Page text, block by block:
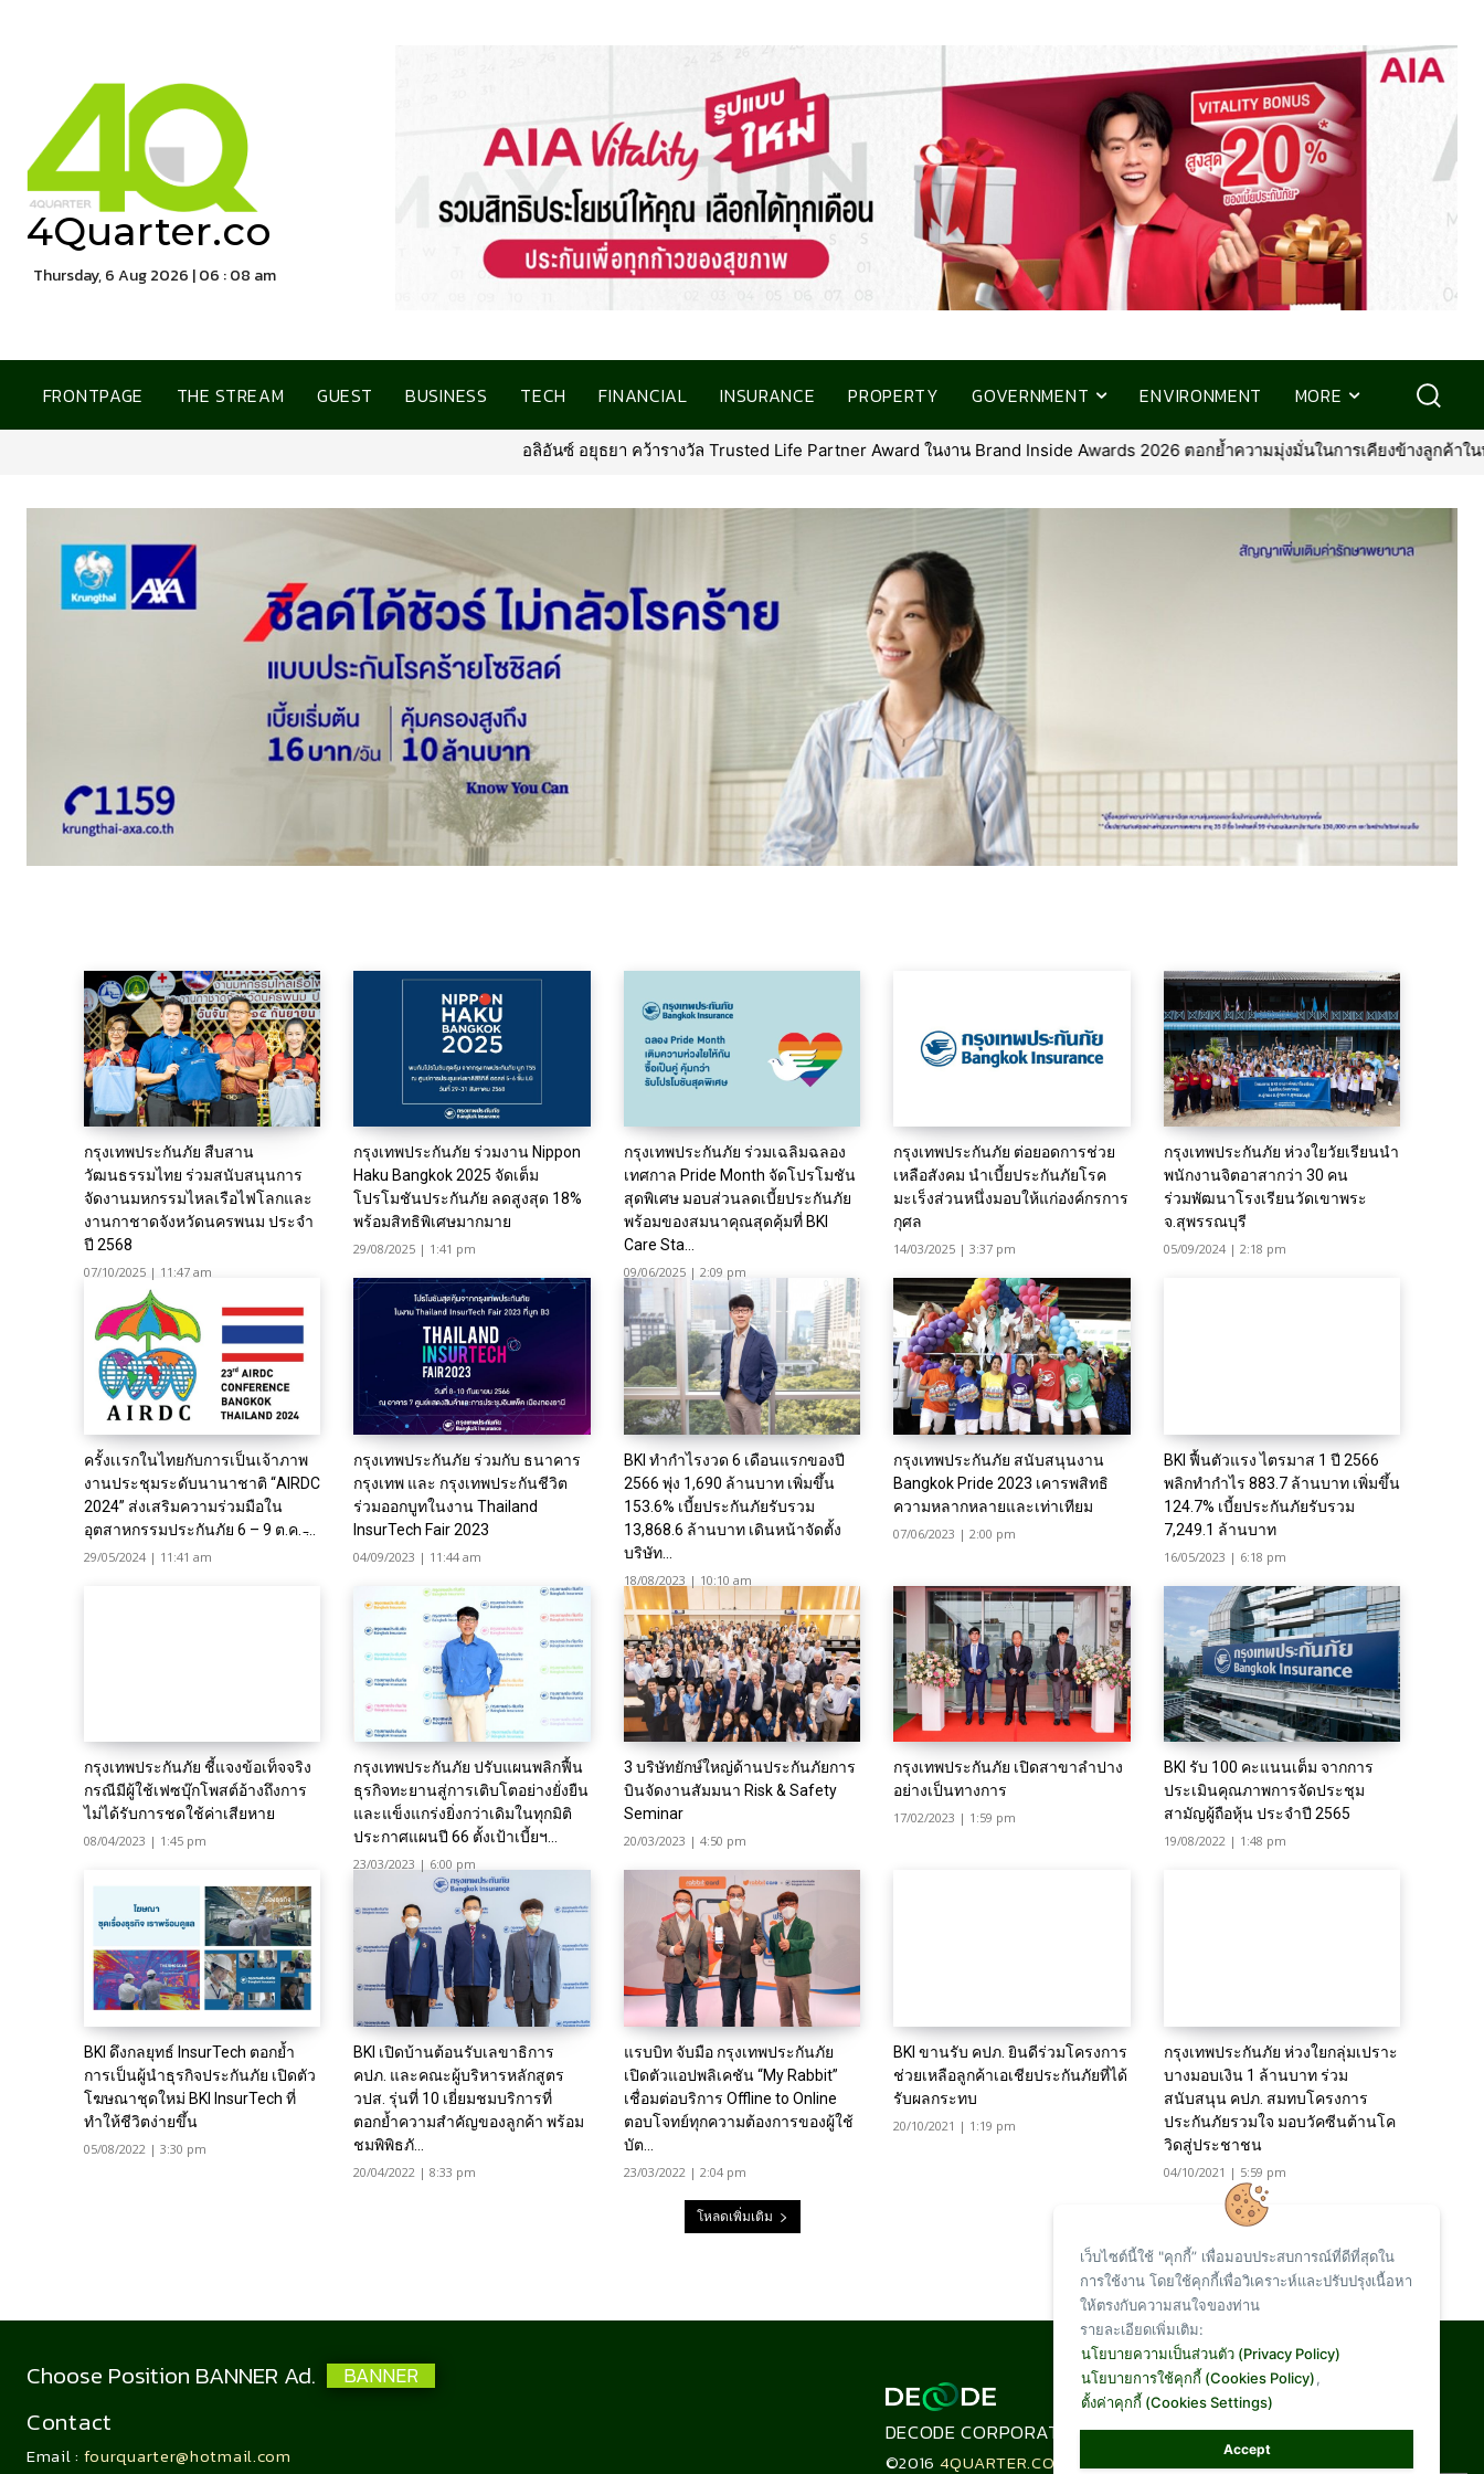
4Quarter.co
Thursday, 6 Aug 2026 | 06 : 08 am
FRONTPAGE THE STREAM GUEST BUSINESS TECH FINANCIAL INSURANCE PROPERTY GOVERNMENT ENVIRONMENT MORE
อลิอันซ์ อยุธยา คว้ารางวัล Trusted Life Partner Award ในงาน Brand Inside Awards 2026 ตอกย้ำความมุ่งมั่นในการเคียงข้างลูกค้าในทุกช่วงของชีวิต•
กรุงเทพประกันภัย สืบสาน
วัฒนธรรมไทย ร่วมสนับสนุนการ
จัดงานมหกรรมไหลเรือไฟโลกและ
งานกาชาดจังหวัดนครพนม ประจำ
ปี 2568
07/10/2025 | 11:47 am
กรุงเทพประกันภัย ร่วมงาน Nippon
Haku Bangkok 2025 จัดเต็ม
โปรโมชันประกันภัย ลดสูงสุด 18%
พร้อมสิทธิพิเศษมากมาย
29/08/2025 | 1:41 pm
กรุงเทพประกันภัย ร่วมเฉลิมฉลอง
เทศกาล Pride Month จัดโปรโมชัน
สุดพิเศษ มอบส่วนลดเบี้ยประกันภัย
พร้อมของสมนาคุณสุดคุ้มที่ BKI
Care Sta...
09/06/2025 | 2:09 pm
กรุงเทพประกันภัย ต่อยอดการช่วย
เหลือสังคม นำเบี้ยประกันภัยโรค
มะเร็งส่วนหนึ่งมอบให้แก่องค์กรการ
กุศล
14/03/2025 | 3:37 pm
กรุงเทพประกันภัย ห่วงใยวัยเรียนนำ
พนักงานจิตอาสากว่า 30 คน
ร่วมพัฒนาโรงเรียนวัดเขาพระ
จ.สุพรรณบุรี
05/09/2024 | 2:18 pm
ครั้งเเรกในไทยกับการเป็นเจ้าภาพ
งานประชุมระดับนานาชาติ “AIRDC
2024” ส่งเสริมความร่วมมือใน
อุตสาหกรรมประกันภัย 6 – 9 ต.ค. ̵...
29/05/2024 | 11:41 am
กรุงเทพประกันภัย ร่วมกับ ธนาคาร
กรุงเทพ และ กรุงเทพประกันชีวิต
ร่วมออกบูทในงาน Thailand
InsurTech Fair 2023
04/09/2023 | 11:44 am
BKI ทำกำไรงวด 6 เดือนแรกของปี
2566 พุ่ง 1,690 ล้านบาท เพิ่มขึ้น
153.6% เบี้ยประกันภัยรับรวม
13,868.6 ล้านบาท เดินหน้าจัดตั้ง
บริษัท...
18/08/2023 | 10:10 am
กรุงเทพประกันภัย สนับสนุนงาน
Bangkok Pride 2023 เคารพสิทธิ
ความหลากหลายและเท่าเทียม
07/06/2023 | 2:00 pm
BKI ฟื้นตัวแรง ไตรมาส 1 ปี 2566
พลิกทำกำไร 883.7 ล้านบาท เพิ่มขึ้น
124.7% เบี้ยประกันภัยรับรวม
7,249.1 ล้านบาท
16/05/2023 | 6:18 pm
กรุงเทพประกันภัย ชี้แจงข้อเท็จจริง
กรณีมีผู้ใช้เฟซบุ๊กโพสต์อ้างถึงการ
ไม่ได้รับการชดใช้ค่าเสียหาย
08/04/2023 | 1:45 pm
กรุงเทพประกันภัย ปรับแผนพลิกฟื้น
ธุรกิจทะยานสู่การเติบโตอย่างยั่งยืน
และแข็งแกร่งยิ่งกว่าเดิมในทุกมิติ
ประกาศแผนปี 66 ตั้งเป้าเบี้ยฯ...
23/03/2023 | 6:00 pm
3 บริษัทยักษ์ใหญ่ด้านประกันภัยการ
บินจัดงานสัมมนา Risk & Safety
Seminar
20/03/2023 | 4:50 pm
กรุงเทพประกันภัย เปิดสาขาลำปาง
อย่างเป็นทางการ
17/02/2023 | 1:59 pm
BKI รับ 100 คะแนนเต็ม จากการ
ประเมินคุณภาพการจัดประชุม
สามัญผู้ถือหุ้น ประจำปี 2565
19/08/2022 | 1:48 pm
BKI ดึงกลยุทธ์ InsurTech ตอกย้ำ
การเป็นผู้นำธุรกิจประกันภัย เปิดตัว
โฆษณาชุดใหม่ BKI InsurTech ที่
ทำให้ชีวิตง่ายขึ้น
05/08/2022 | 3:30 pm
BKI เปิดบ้านต้อนรับเลขาธิการ
คปภ. และคณะผู้บริหารหลักสูตร
วปส. รุ่นที่ 10 เยี่ยมชมบริการที่
ตอกย้ำความสำคัญของลูกค้า พร้อม
ชมพิพิธภั...
20/04/2022 | 8:33 pm
แรบบิท จับมือ กรุงเทพประกันภัย
เปิดตัวแอปพลิเคชัน “My Rabbit”
เชื่อมต่อบริการ Offline to Online
ตอบโจทย์ทุกความต้องการของผู้ใช้
บัต...
23/03/2022 | 2:04 pm
BKI ขานรับ คปภ. ยินดีร่วมโครงการ
ช่วยเหลือลูกค้าเอเชียประกันภัยที่ได้
รับผลกระทบ
20/10/2021 | 1:19 pm
กรุงเทพประกันภัย ห่วงใยกลุ่มเปราะ
บางมอบเงิน 1 ล้านบาท ร่วม
สนับสนุน คปภ. สมทบโครงการ
ประกันภัยรวมใจ มอบวัคซีนต้านโค
วิดสู่ประชาชน
04/10/2021 | 5:59 pm
โหลดเพิ่มเติม
Choose Position BANNER Ad. BANNER
Contact
Email : fourquarter@hotmail.com
DECODE CORPORATION LIMITED
©2016 4QUARTER.CO
Total Visit :
1,093,281
เว็บไซต์นี้ใช้ "คุกกี้” เพื่อมอบประสบการณ์ที่ดีที่สุดใน
การใช้งาน โดยใช้คุกกี้เพื่อวิเคราะห์และปรับปรุงเนื้อหา
ให้ตรงกับความสนใจของท่าน
รายละเอียดเพิ่มเติม:
นโยบายความเป็นส่วนตัว (Privacy Policy)
นโยบายการใช้คุกกี้ (Cookies Policy),
ตั้งค่าคุกกี้ (Cookies Settings)
Accept